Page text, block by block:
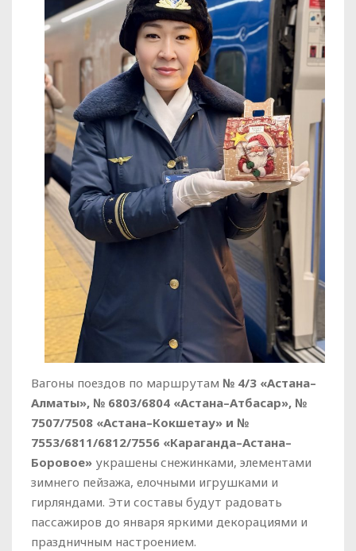
Вагоны поездов по маршрутам № 4/3 «Астана–
Алматы», № 6803/6804 «Астана–Атбасар», №
7507/7508 «Астана–Кокшетау» и №
7553/6811/6812/7556 «Караганда–Астана–
Боровое» украшены снежинками, элементами
зимнего пейзажа, елочными игрушками и
гирляндами. Эти составы будут радовать
пассажиров до января яркими декорациями и
праздничным настроением.